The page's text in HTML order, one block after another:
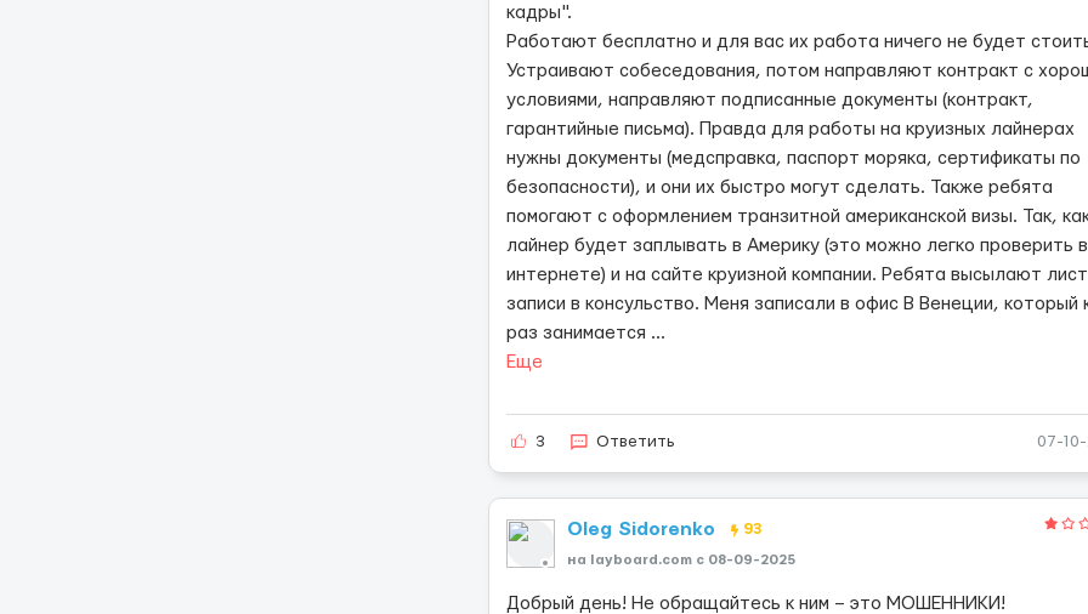
кадры".
Работают бесплатно и для вас их работа ничего не будет
Устраивают собеседования, потом направляют контракт с
условиями, направляют подписанные документы (контракт,
гарантийные письма). Правда для работы на круизных лайнерах
нужны документы (медсправка, паспорт моряка, сертификаты по
безопасности), и они их быстро могут сделать. Также ребята
помогают с оформлением транзитной американской визы. Так,
лайнер будет заплывать в Америку (это можно легко проверить в
интернете) и на сайте круизной компании. Ребята высылают лист
записи в консульство. Меня записали в офис В Венеции, который
раз занимается ...
Еще
3 Ответить 07-
Oleg Sidorenko 93
на layboard.com c 08-09-2025
Добрый день! Не обращайтесь к ним – это МОШЕННИКИ!